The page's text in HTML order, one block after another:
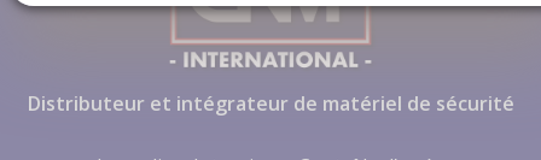
Distributeur et intégrateur de matériel de sécurité